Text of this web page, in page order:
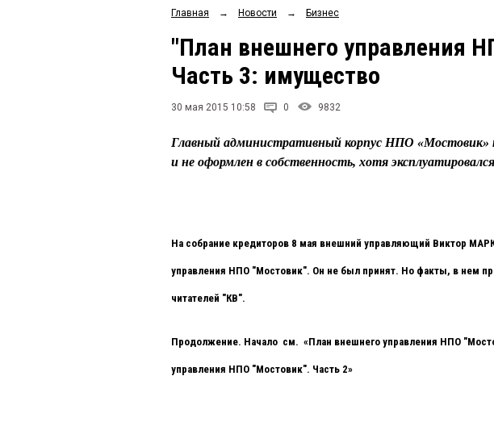
Главная → Новости → Бизнес
"План внешнего управления
Часть 3: имущество
30 мая 2015 10:58 0 9832
Главный административный корпус НПО «Мостовик»
и не оформлен в собственность, хотя
На собрание кредиторов 8 мая внешний управляющий Виктор
управления НПО "Мостовик". Он не был принят. Но факты, в нем
читателей "КВ".
Продолжение. Начало см. «План внешнего управления НПО
управления НПО "Мостовик". Часть 2»